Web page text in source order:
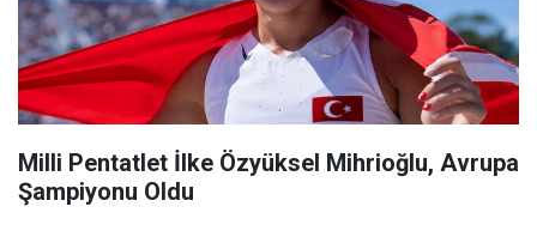
Milli Pentatlet İlke Özyüksel Mihrioğlu, Avrupa
Şampiyonu Oldu